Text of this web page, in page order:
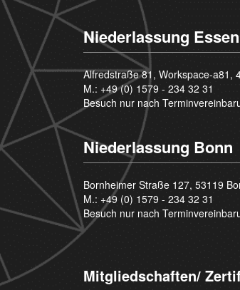
Niederlassung Essen
Alfredstraße 81, Workspace-a81,
M.: +49 (0) 1579 - 234 32 31
Besuch nur nach
Niederlassung Bonn
Bornheimer Straße 127, 53119
M.: +49 (0) 1579 - 234 32 31
Besuch nur nach
Mitgliedschaften/